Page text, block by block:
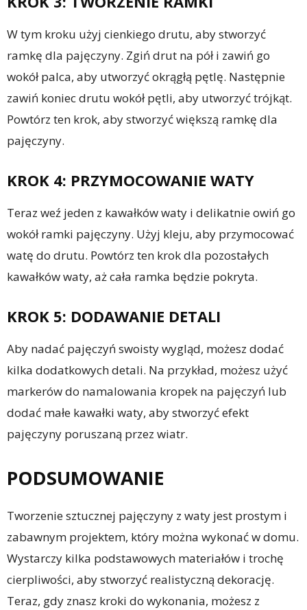
W tym kroku użyj cienkiego drutu, aby stworzyć
ramkę dla pajęczyny. Zgiń drut na pół i zawiń go
wokół palca, aby utworzyć okrągłą pętlę. Następnie
zawiń koniec drutu wokół pętli, aby utworzyć trójkąt.
Powtórz ten krok, aby stworzyć większą ramkę dla
pajęczyny.
KROK 4: PRZYMOCOWANIE WATY
Teraz weź jeden z kawałków waty i delikatnie owiń go
wokół ramki pajęczyny. Użyj kleju, aby przymocować
watę do drutu. Powtórz ten krok dla pozostałych
kawałków waty, aż cała ramka będzie pokryta.
KROK 5: DODAWANIE DETALI
Aby nadać pajęczyń swoisty wygląd, możesz dodać
kilka dodatkowych detali. Na przykład, możesz użyć
markerów do namalowania kropek na pajęczyń lub
dodać małe kawałki waty, aby stworzyć efekt
pajęczyny poruszaną przez wiatr.
PODSUMOWANIE
Tworzenie sztucznej pajęczyny z waty jest prostym i
zabawnym projektem, który można wykonać w domu.
Wystarczy kilka podstawowych materiałów i trochę
cierpliwości, aby stworzyć realistyczną dekorację.
Teraz, gdy znasz kroki do wykonania, możesz z